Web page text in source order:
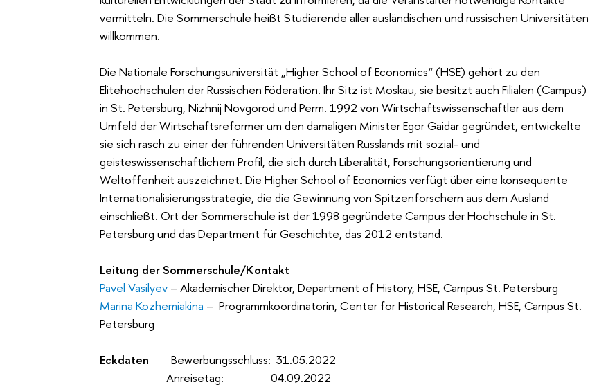
vermitteln. Die Sommerschule heißt Studierende aller ausländischen und russischen Universitäten
willkommen.
Die Nationale Forschungsuniversität „Higher School of Economics“ (HSE) gehört zu den
Elitehochschulen der Russischen Föderation. Ihr Sitz ist Moskau, sie besitzt auch Filialen (Campus)
in St. Petersburg, Nizhnij Novgorod und Perm. 1992 von Wirtschaftswissenschaftler aus dem
Umfeld der Wirtschaftsreformer um den damaligen Minister Egor Gaidar gegründet, entwickelte
sie sich rasch zu einer der führenden Universitäten Russlands mit sozial- und
geisteswissenschaftlichem Profil, die sich durch Liberalität, Forschungsorientierung und
Weltoffenheit auszeichnet. Die Higher School of Economics verfügt über eine konsequente
Internationalisierungsstrategie, die die Gewinnung von Spitzenforschern aus dem Ausland
einschließt. Ort der Sommerschule ist der 1998 gegründete Campus der Hochschule in St.
Petersburg und das Department für Geschichte, das 2012 entstand.
Leitung der Sommerschule/Kontakt
Pavel Vasilyev – Akademischer Direktor, Department of History, HSE, Campus St. Petersburg
Marina Kozhemiakina – Programmkoordinatorin, Center for Historical Research, HSE, Campus St.
Petersburg
Eckdaten
Bewerbungsschluss: 31.05.2022
Anreisetag: 04.09.2022